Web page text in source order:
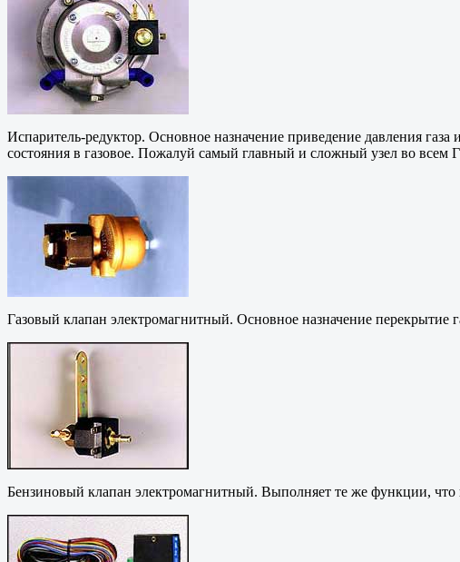
Испаритель-редуктор. Основное назначение приведение давления
состояния в газовое. Пожалуй самый главный и сложный узел во всем
Газовый клапан электромагнитный. Основное назначение перекрытие
Бензиновый клапан электромагнитный. Выполняет те же функции,